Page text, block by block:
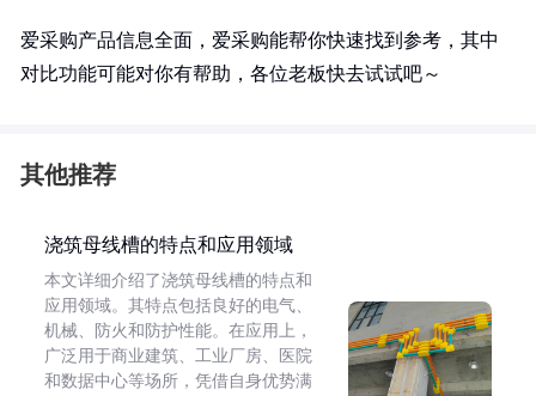
爱采购产品信息全面，爱采购能帮你快速找到参考，其中
对比功能可能对你有帮助，各位老板快去试试吧～
其他推荐
浇筑母线槽的特点和应用领域
本文详细介绍了浇筑母线槽的特点和
应用领域。其特点包括良好的电气、
机械、防火和防护性能。在应用上，
广泛用于商业建筑、工业厂房、医院
和数据中心等场所，凭借自身优势满